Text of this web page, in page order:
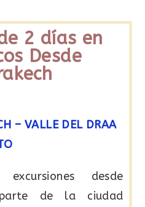
2 días en
Desde
– VALLE DEL DRAA
desde
de la ciudad